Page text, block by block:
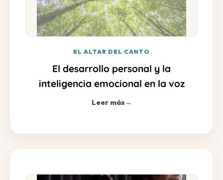
EL ALTAR DEL CANTO
El desarrollo personal y la
inteligencia emocional en la voz
Leer más→